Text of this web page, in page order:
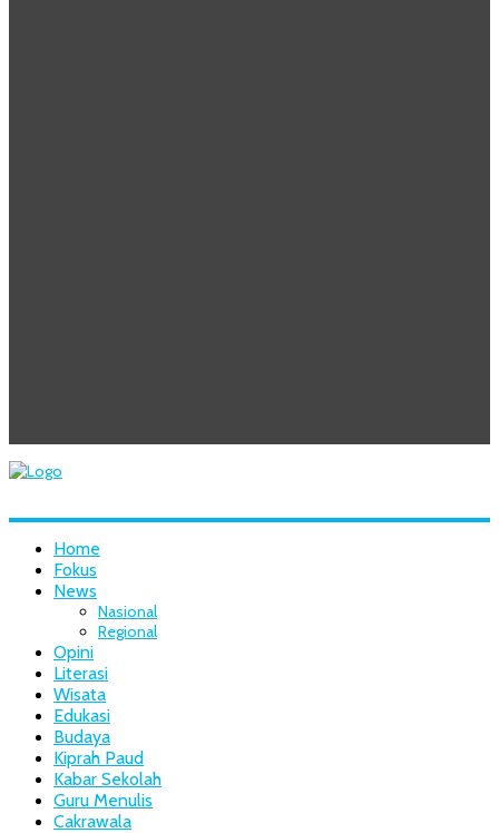
Home
Fokus
News
Nasional
Regional
Opini
Literasi
Wisata
Edukasi
Budaya
Kiprah Paud
Kabar Sekolah
Guru Menulis
Cakrawala